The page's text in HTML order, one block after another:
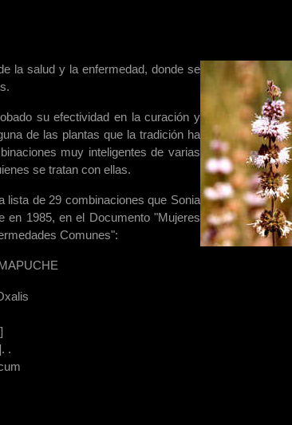
la salud y la enfermedad, donde se
su efectividad en la curación y
de las plantas que la tradición ha
muy inteligentes de varias
se tratan con ellas.
lista de 29 combinaciones que Sonia
en 1985, en el Documento "Mujeres
Comunes":
.